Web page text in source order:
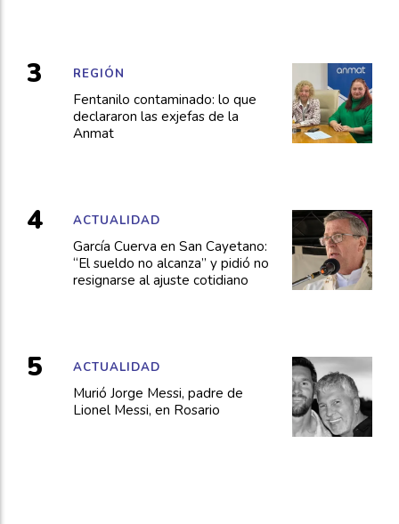
Fentanilo contaminado: lo que
declararon las exjefas de la
Anmat
REGIÓN
García Cuerva en San Cayetano:
“El sueldo no alcanza” y pidió no
resignarse al ajuste cotidiano
ACTUALIDAD
Murió Jorge Messi, padre de
Lionel Messi, en Rosario
ACTUALIDAD